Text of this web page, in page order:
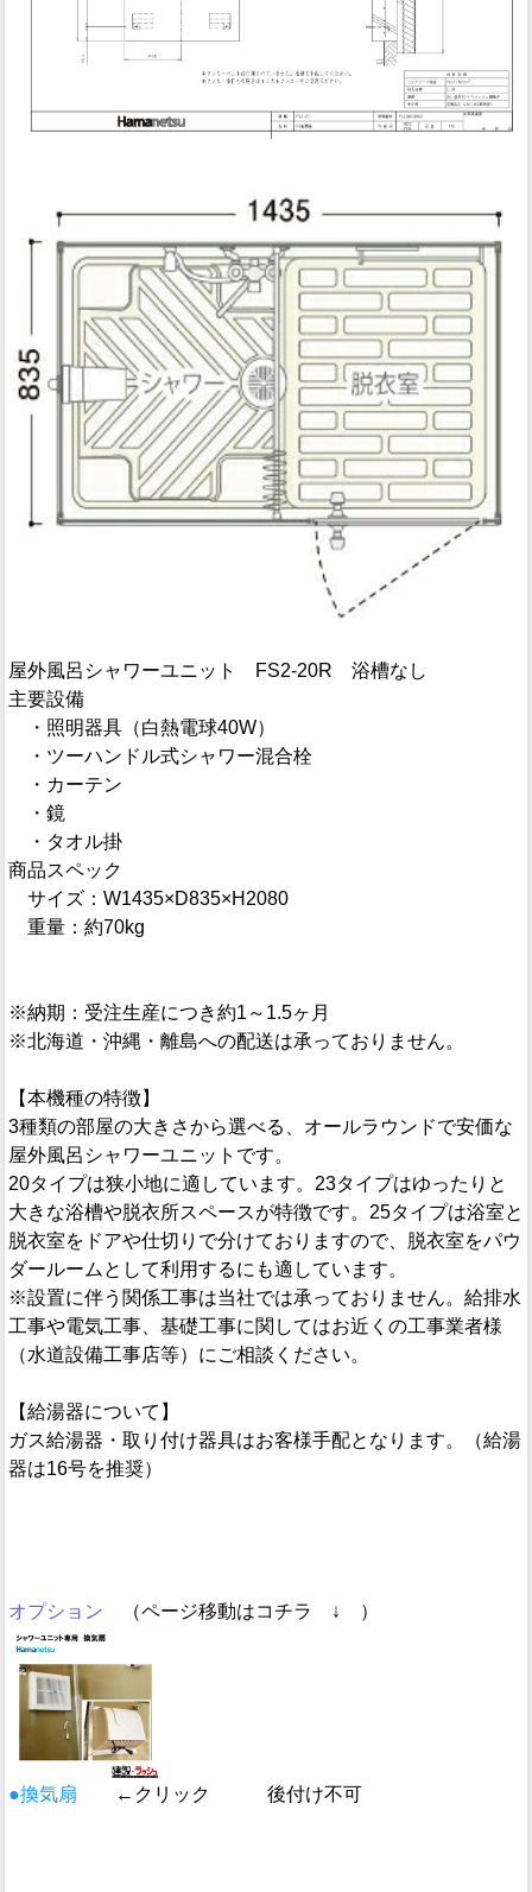
屋外風呂シャワーユニット FS2-20R 浴槽なし
主要設備
・照明器具（白熱電球40W）
・ツーハンドル式シャワー混合栓
・カーテン
・鏡
・タオル掛
商品スペック
サイズ：W1435×D835×H2080
重量：約70kg
※納期：受注生産につき約1～1.5ヶ月
※北海道・沖縄・離島への配送は承っておりません。
【本機種の特徴】
3種類の部屋の大きさから選べる、オールラウンドで安価な
屋外風呂シャワーユニットです。
20タイプは狭小地に適しています。23タイプはゆったりと
大きな浴槽や脱衣所スペースが特徴です。25タイプは浴室と
脱衣室をドアや仕切りで分けておりますので、脱衣室をパウ
ダールームとして利用するにも適しています。
※設置に伴う関係工事は当社では承っておりません。給排水
工事や電気工事、基礎工事に関してはお近くの工事業者様
（水道設備工事店等）にご相談ください。
【給湯器について】
ガス給湯器・取り付け器具はお客様手配となります。（給湯
器は16号を推奨）
オプション （ページ移動はコチラ ↓ ）
●換気扇 ←クリック 後付け不可